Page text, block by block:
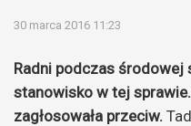
30 marca 2016 11:23
Radni podczas środowej
stanowisko w tej
zagłosowała przeciw.